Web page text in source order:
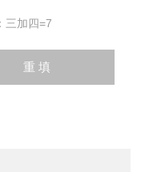
三加四=7